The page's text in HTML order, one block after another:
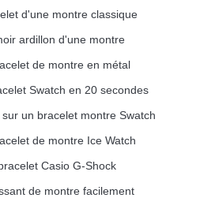
d'une montre classique
ardillon d'une montre
de montre en métal
Swatch en 20 secondes
un bracelet montre Swatch
de montre Ice Watch
Casio G-Shock
de montre facilement